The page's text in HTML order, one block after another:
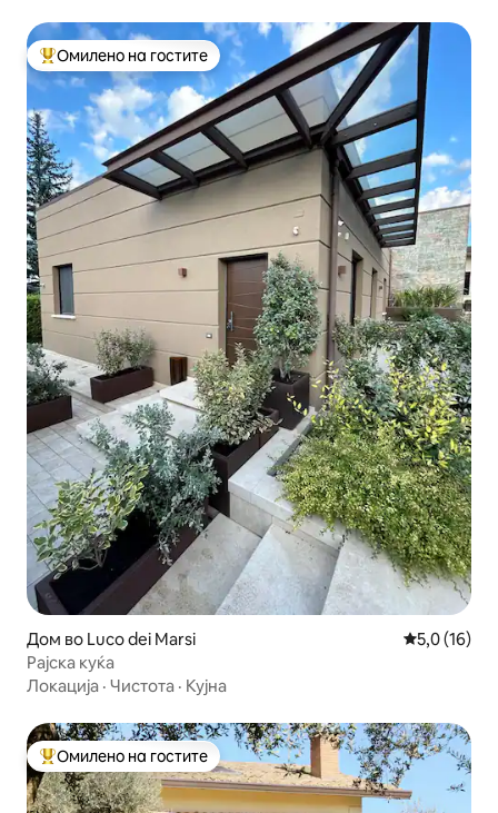
Меѓу најуспешните „Омилени на гостите“
Омилено на гостите
Дом во Luco dei Marsi Просечна
5,0 (16)
Рајска куќа
Локација · Чистота · Кујна
Меѓу најуспешните „Омилени на гостите“
Омилено на гостите